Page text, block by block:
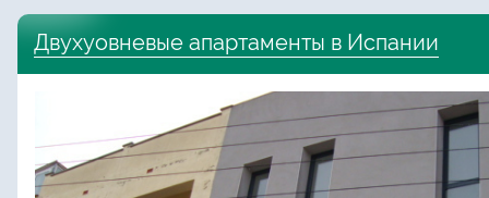
Двухуовневые апартаменты в Испании